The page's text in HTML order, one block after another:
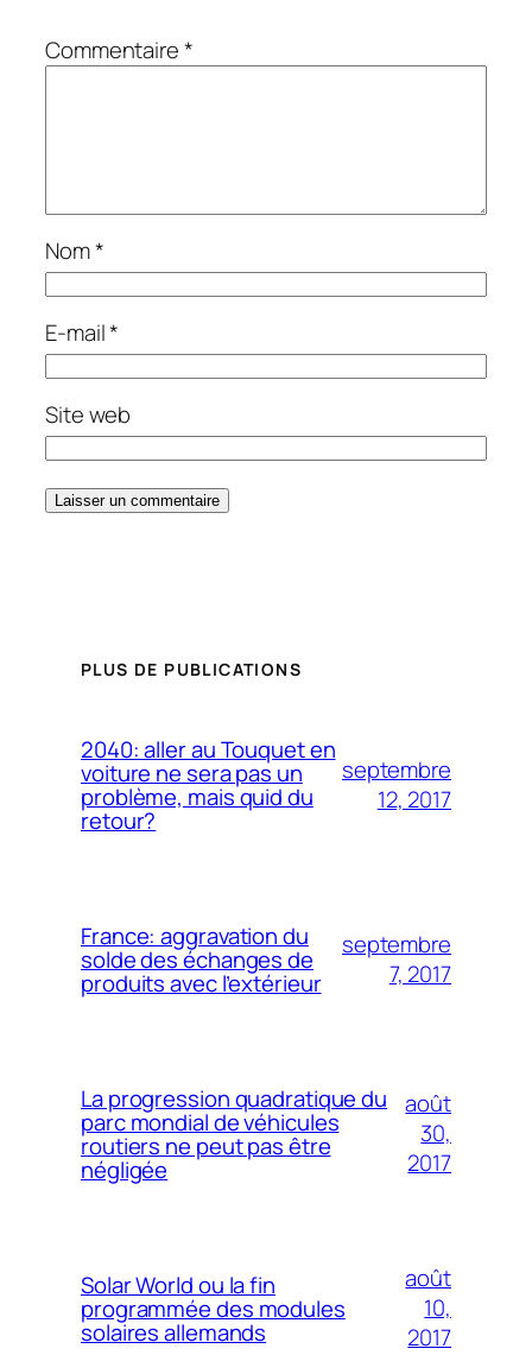
Commentaire*
Nom*
E-mail*
Site web
PLUS DE PUBLICATIONS
2040: aller au Touquet en
voiture ne sera pas un
problème, mais quid du
retour?
septembre
12, 2017
France: aggravation du
solde des échanges de
produits avec l’extérieur
septembre
7, 2017
La progression quadratique du
parc mondial de véhicules
routiers ne peut pas être
négligée
août
30,
2017
Solar World ou la fin
programmée des modules
solaires allemands
août
10,
2017